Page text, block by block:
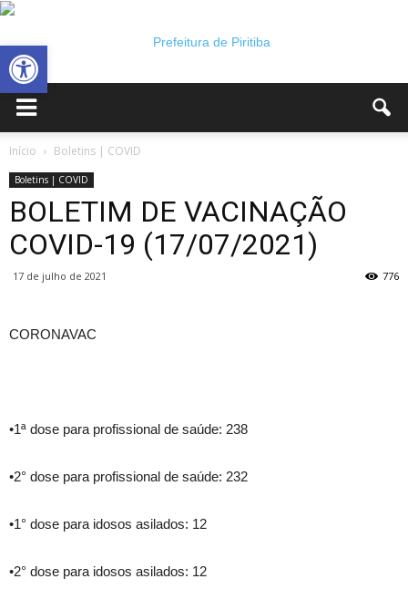
Abrir a barra de ferramentas
Municipal
Início Boletins | COVID
Boletins | COVID
BOLETIM DE VACINAÇÃO
COVID-19 (17/07/2021)
17 de julho de 2021 776
CORONAVAC
•1ª dose para profissional de saúde: 238
•2° dose para profissional de saúde: 232
•1° dose para idosos asilados: 12
•2° dose para idosos asilados: 12